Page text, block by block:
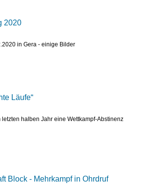
2020
in Gera - einige Bilder
Läufe“
halben Jahr eine Wettkampf-Abstinenz
Block - Mehrkampf in Ohrdruf